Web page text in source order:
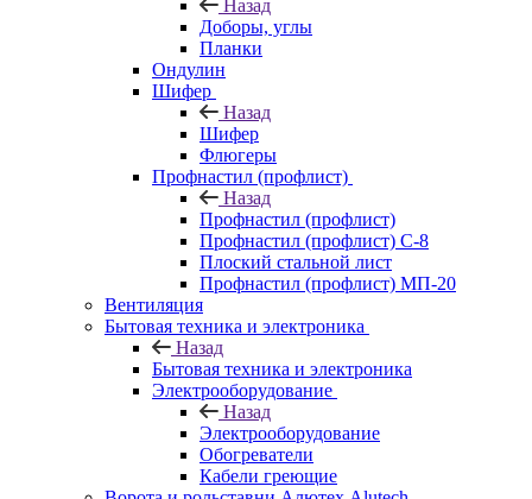
Назад
Доборы, углы
Планки
Ондулин
Шифер
Назад
Шифер
Флюгеры
Профнастил (профлист)
Назад
Профнастил (профлист)
Профнастил (профлист) С-8
Плоский стальной лист
Профнастил (профлист) МП-20
Вентиляция
Бытовая техника и электроника
Назад
Бытовая техника и электроника
Электрооборудование
Назад
Электрооборудование
Обогреватели
Кабели греющие